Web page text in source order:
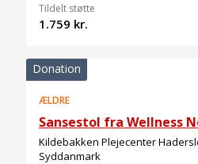
Tildelt støtte
1.759 kr.
Donation
ÆLDRE
Sansestol fra Wellness
Kildebakken Plejecenter
Syddanmark